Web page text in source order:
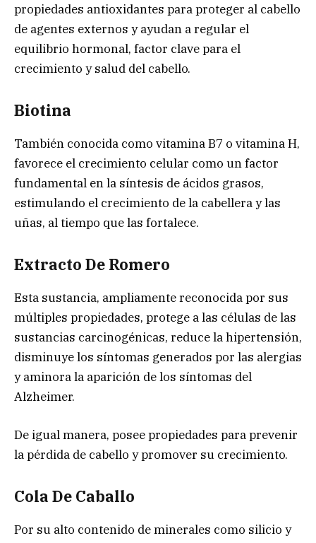
propiedades antioxidantes para proteger al cabello
de agentes externos y ayudan a regular el
equilibrio hormonal, factor clave para el
crecimiento y salud del cabello.
Biotina
También conocida como vitamina B7 o vitamina H,
favorece el crecimiento celular como un factor
fundamental en la síntesis de ácidos grasos,
estimulando el crecimiento de la cabellera y las
uñas, al tiempo que las fortalece.
Extracto De Romero
Esta sustancia, ampliamente reconocida por sus
múltiples propiedades, protege a las células de las
sustancias carcinogénicas, reduce la hipertensión,
disminuye los síntomas generados por las alergias
y aminora la aparición de los síntomas del
Alzheimer.
De igual manera, posee propiedades para prevenir
la pérdida de cabello y promover su crecimiento.
Cola De Caballo
Por su alto contenido de minerales como silicio y